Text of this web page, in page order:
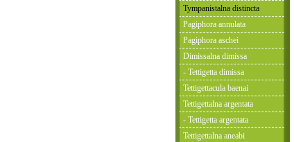
Tympanistalna distincta
Pagiphora annulata
Pagiphora aschei
Dimissalna dimissa
- Tettigetta dimissa
Tettigettacula baenai
Tettigettalna argentata
- Tettigetta argentata
Tettigettalna aneabi